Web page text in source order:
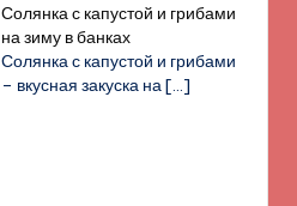
Солянка с капустой и грибами
на зиму в банках
Солянка с капустой и грибами
– вкусная закуска на[…]